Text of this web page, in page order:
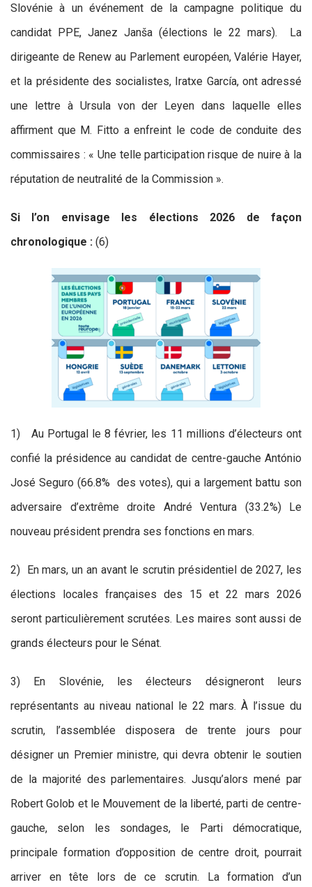
Slovénie à un événement de la campagne politique du
candidat PPE, Janez Janša (élections le 22 mars). La
dirigeante de Renew au Parlement européen, Valérie Hayer,
et la présidente des socialistes, Iratxe García, ont adressé
une lettre à Ursula von der Leyen dans laquelle elles
affirment que M. Fitto a enfreint le code de conduite des
commissaires : « Une telle participation risque de nuire à la
réputation de neutralité de la Commission ».
Si l’on envisage les élections 2026 de façon
chronologique : (6)
1) Au Portugal le 8 février, les 11 millions d’électeurs ont
confié la présidence au candidat de centre-gauche António
José Seguro (66.8% des votes), qui a largement battu son
adversaire d’extrême droite André Ventura (33.2%) Le
nouveau président prendra ses fonctions en mars.
2) En mars, un an avant le scrutin présidentiel de 2027, les
élections locales françaises des 15 et 22 mars 2026
seront particulièrement scrutées. Les maires sont aussi de
grands électeurs pour le Sénat.
3) En Slovénie, les électeurs désigneront leurs
représentants au niveau national le 22 mars. À l’issue du
scrutin, l’assemblée disposera de trente jours pour
désigner un Premier ministre, qui devra obtenir le soutien
de la majorité des parlementaires. Jusqu’alors mené par
Robert Golob et le Mouvement de la liberté, parti de centre-
gauche, selon les sondages, le Parti démocratique,
principale formation d’opposition de centre droit, pourrait
arriver en tête lors de ce scrutin. La formation d’un